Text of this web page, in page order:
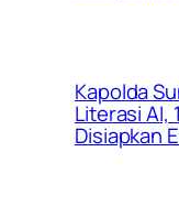
Kapolda
Literasi AI,
Disiapkan